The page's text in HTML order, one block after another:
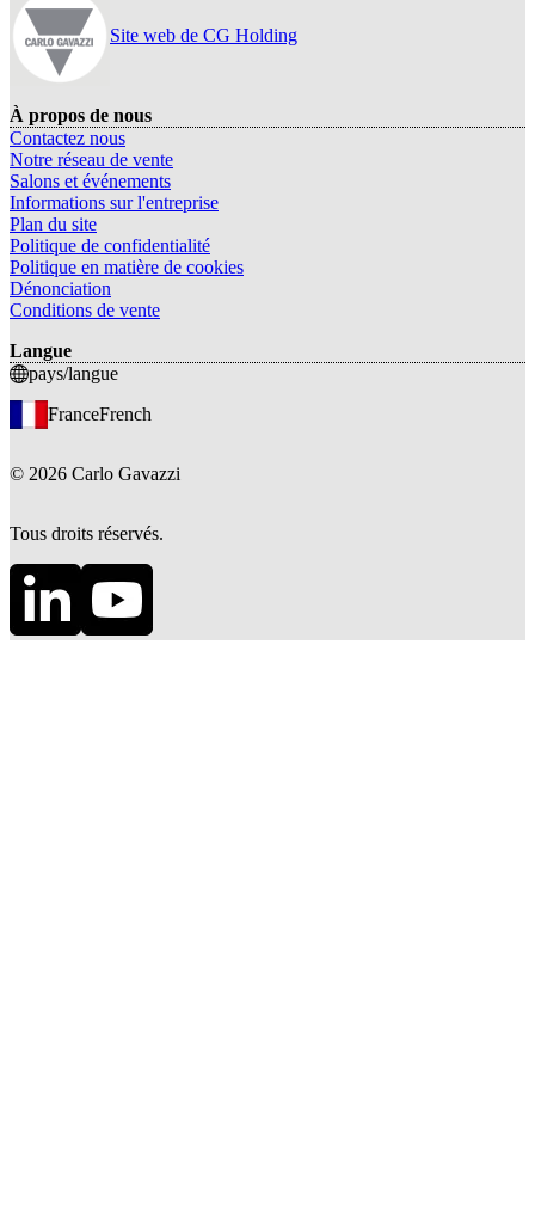
Site web de CG Holding
À propos de nous
Contactez nous
Notre réseau de vente
Salons et événements
Informations sur l'entreprise
Plan du site
Politique de confidentialité
Politique en matière de cookies
Dénonciation
Conditions de vente
Langue
pays/langue
FranceFrench
© 2026 Carlo Gavazzi
Tous droits réservés.